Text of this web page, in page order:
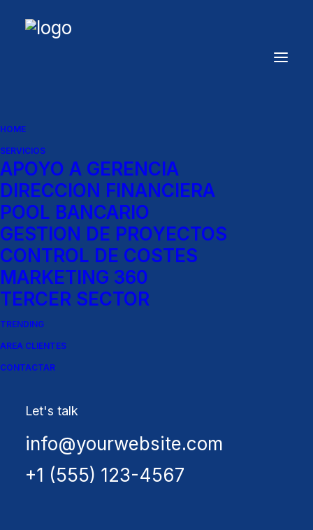
HOME
SERVICIOS
APOYO A GERENCIA
DIRECCION FINANCIERA
POOL BANCARIO
GESTION DE PROYECTOS
CONTROL DE COSTES
MARKETING 360
TERCER SECTOR
TRENDING
AREA CLIENTES
CONTACTAR
Let's talk
info@yourwebsite.com
+1 (555) 123-4567